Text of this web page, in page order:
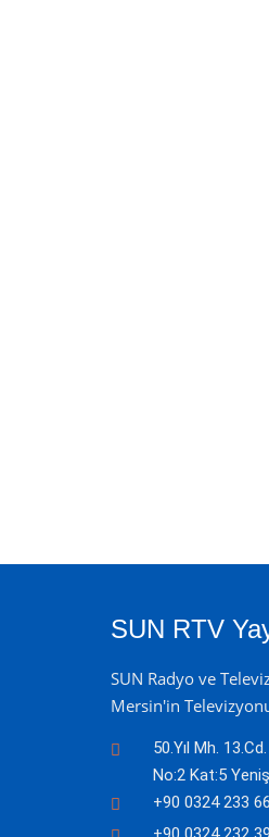
SUN RTV
SUN Radyo ve
Mersin'in
50.Yıl Mh.
No:2 Kat:5
+90 0324 233